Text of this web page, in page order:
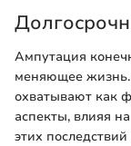
Ампутация
меняющее жизнь.
охватывают как
аспекты, влияя
этих